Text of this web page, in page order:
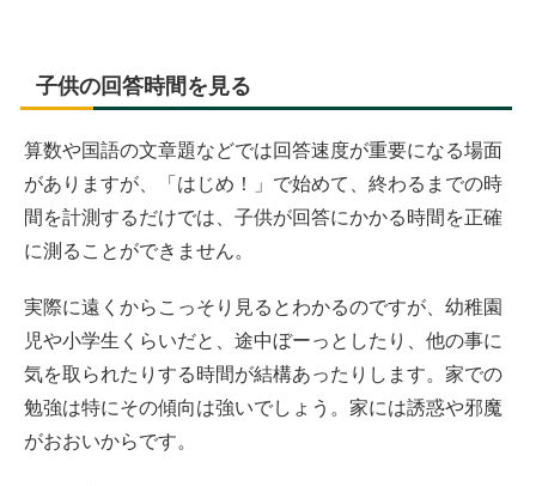
子供の回答時間を見る
算数や国語の文章題などでは回答速度が重要になる場面
がありますが、「はじめ！」で始めて、終わるまでの時
間を計測するだけでは、子供が回答にかかる時間を正確
に測ることができません。
実際に遠くからこっそり見るとわかるのですが、幼稚園
児や小学生くらいだと、途中ぼーっとしたり、他の事に
気を取られたりする時間が結構あったりします。家での
勉強は特にその傾向は強いでしょう。家には誘惑や邪魔
がおおいからです。